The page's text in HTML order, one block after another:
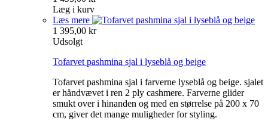
Læg i kurv
Læs mere
1 395,00 kr
Udsolgt
Tofarvet pashmina sjal i lyseblå og beige
Tofarvet pashmina sjal i farverne lyseblå og beige. sjalet
er håndvævet i ren 2 ply cashmere. Farverne glider
smukt over i hinanden og med en størrelse på 200 x 70
cm, giver det mange muligheder for styling.